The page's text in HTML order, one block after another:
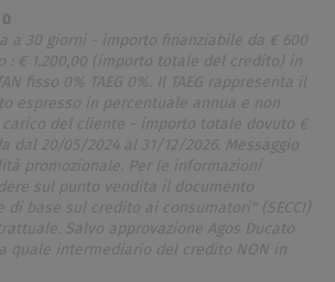
a 30 giorni - importo finanziabile da € 600
: € 1.200,00 (importo totale del credito) in
fisso 0% TAEG 0%. Il TAEG rappresenta il
espresso in percentuale annua e non
del cliente - importo totale dovuto €
dal 20/05/2024 al 31/12/2026. Messaggio
promozionale. Per le informazioni
sul punto vendita il documento
di base sul credito ai consumatori" (SECCI)
Salvo approvazione Agos Ducato
quale intermediario del credito NON in